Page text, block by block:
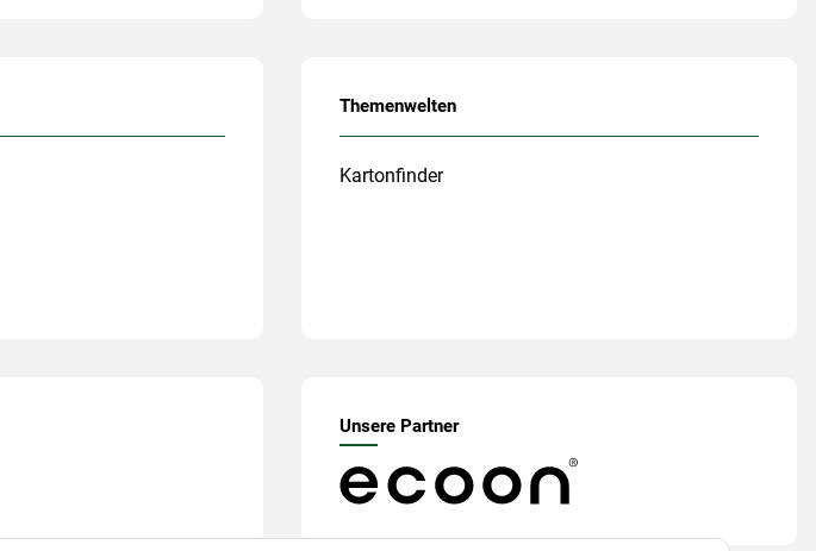
Themenwelten
Kartonfinder
Unsere Partner